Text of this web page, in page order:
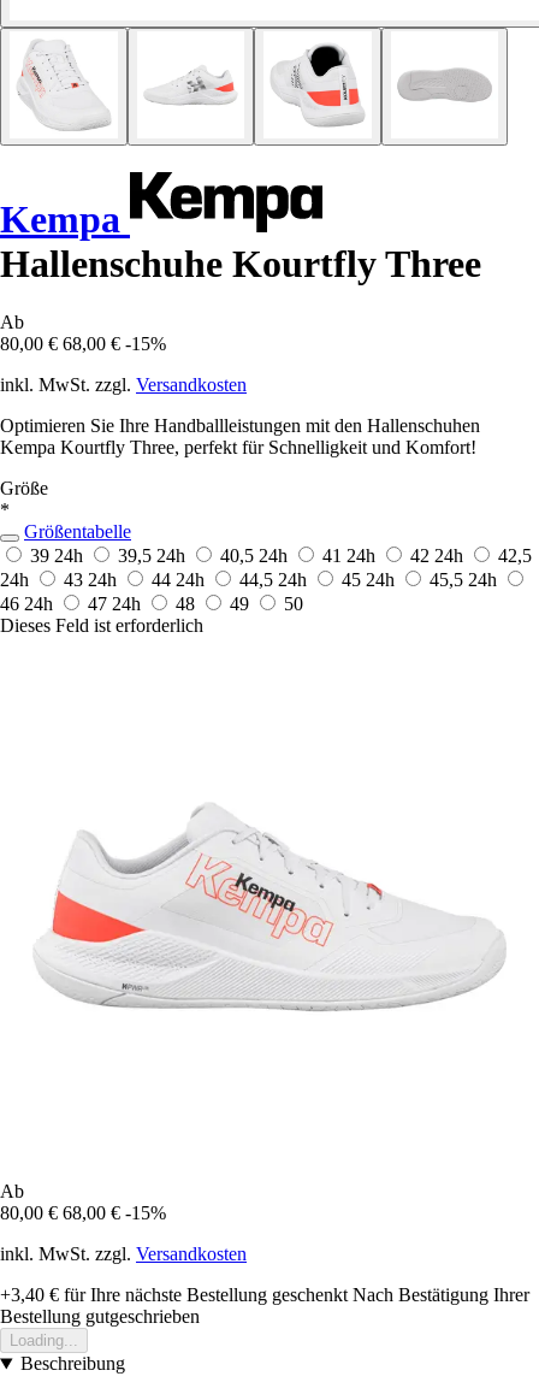
Kempa
Hallenschuhe Kourtfly Three
Ab
80,00 € 68,00 € -15%
inkl. MwSt. zzgl. Versandkosten
Optimieren Sie Ihre Handballleistungen mit den Hallenschuhen
Kempa Kourtfly Three, perfekt für Schnelligkeit und Komfort!
Größe
*
Größentabelle
39 24h 39,5 24h 40,5 24h 41 24h 42 24h
42,5
24h
43 24h 44 24h 44,5 24h 45 24h 45,5 24h
46 24h 47 24h 48 49
50
Dieses Feld ist erforderlich
Ab
80,00 € 68,00 € -15%
inkl. MwSt. zzgl. Versandkosten
+3,40 € für Ihre nächste Bestellung geschenkt Nach Bestätigung Ihrer
Bestellung gutgeschrieben
Loading...
Beschreibung